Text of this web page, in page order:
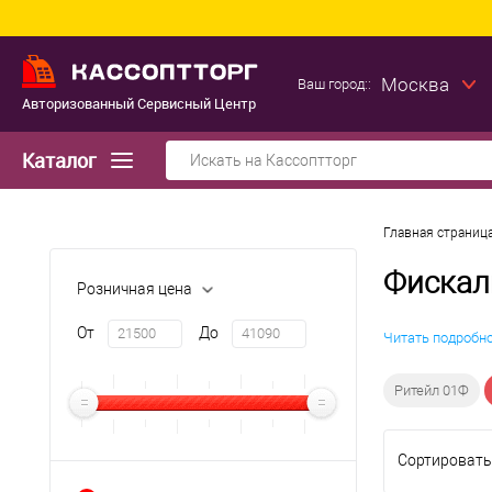
Авторизованный Сервисный Центр
Ваш город:: Москва
Каталог
Розничная цена
От До
Главная
Читать
Ритейл 01Ф